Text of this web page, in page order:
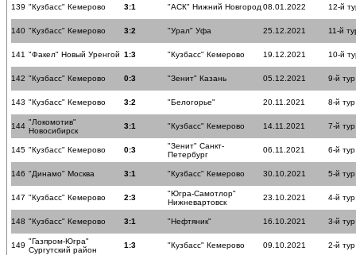
139 "Кузбасс" Кемерово 3:1 "АСК" Нижний Новгород 08.01.2022 12-й
140 "Кузбасс" Кемерово 3:2 "Урал" Уфа 25.12.2021 11-й
141 "Факел" Новый Уренгой 1:3 "Кузбасс" Кемерово 19.12.2021 10-й
142 "Кузбасс" Кемерово 0:3 "Зенит" Казань 05.12.2021 9-й тур
143 "Кузбасс" Кемерово 3:2 "Белогорье" 20.11.2021 8-й тур
144 "Локомотив"
Новосибирск
3:1 "Кузбасс" Кемерово 14.11.2021 7-й тур
145 "Кузбасс" Кемерово 0:3
"Зенит" Санкт-
Петербург
06.11.2021 6-й тур
146 "Динамо" Москва 3:1 "Кузбасс" Кемерово 30.10.2021 5-й тур
147 "Кузбасс" Кемерово 2:3
"Югра-Самотлор"
Нижневартовск
23.10.2021 4-й тур
148 "Кузбасс" Кемерово 3:1 "Нефтяник" 16.10.2021 3-й тур
149 "Газпром-Югра"
Сургутский район
1:3 "Кузбасс" Кемерово 09.10.2021 2-й тур